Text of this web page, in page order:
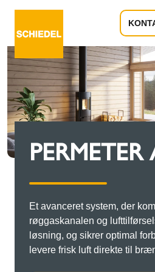
PERMETER
Et avanceret system, der
røggaskanalen og
løsning, og sikrer optimal
levere frisk luft direkte til